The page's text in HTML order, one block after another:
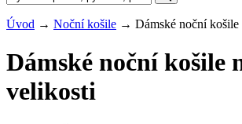
Úvod → Noční košile → Dámské noční košile
Dámské noční košile
velikosti